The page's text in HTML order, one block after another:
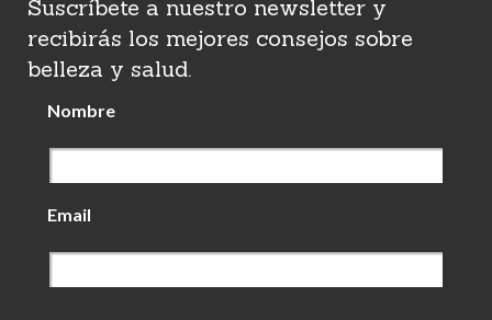
Suscríbete a nuestro newsletter y
recibirás los mejores consejos sobre
belleza y salud.
Nombre
Email